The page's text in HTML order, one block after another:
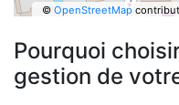
© OpenStreetMap
Pourquoi
gestion de